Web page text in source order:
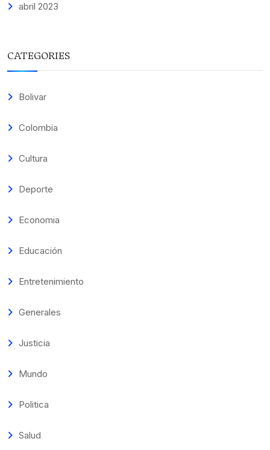
abril 2023
CATEGORIES
Bolivar
Colombia
Cultura
Deporte
Economia
Educación
Entretenimiento
Generales
Justicia
Mundo
Politica
Salud